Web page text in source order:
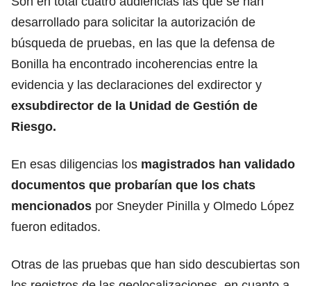
desarrollado para solicitar la autorización de
búsqueda de pruebas, en las que la defensa de
Bonilla ha encontrado incoherencias entre la
evidencia y las declaraciones del exdirector y
exsubdirector de la Unidad de Gestión de
Riesgo.
En esas diligencias los magistrados han validado
documentos que probarían que los chats
mencionados por Sneyder Pinilla y Olmedo López
fueron editados.
Otras de las pruebas que han sido descubiertas son